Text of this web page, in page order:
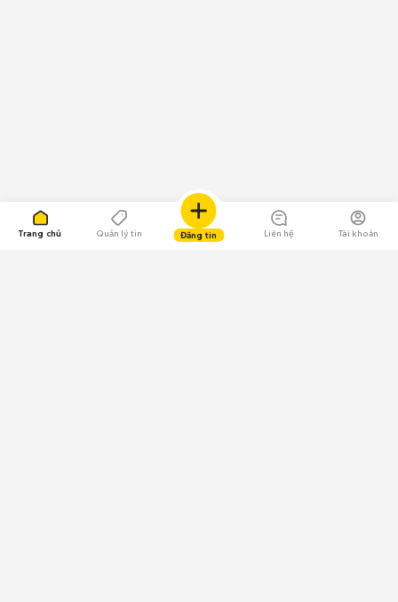
Trang chủ Quản lý tin Đăng tin Liên hệ Tài khoản